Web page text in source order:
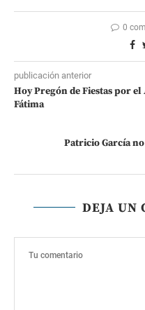
0
publicación anterior
Hoy Pregón de Fiestas por
Fátima
Patricio García
DEJA UN